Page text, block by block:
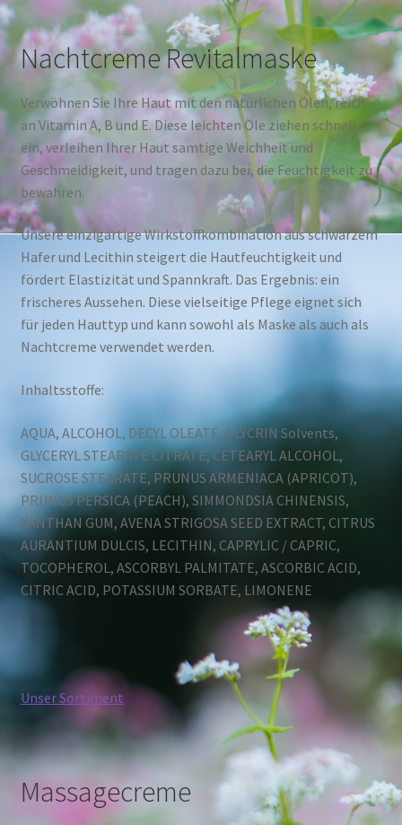
Nachtcreme Revitalmaske
Verwöhnen Sie Ihre Haut mit den natürlichen Ölen, reich
an Vitamin A, B und E. Diese leichten Öle ziehen schnell
ein, verleihen Ihrer Haut samtige Weichheit und
Geschmeidigkeit, und tragen dazu bei, die Feuchtigkeit zu
bewahren.
Unsere einzigartige Wirkstoffkombination aus schwarzem
Hafer und Lecithin steigert die Hautfeuchtigkeit und
fördert Elastizität und Spannkraft. Das Ergebnis: ein
frischeres Aussehen. Diese vielseitige Pflege eignet sich
für jeden Hauttyp und kann sowohl als Maske als auch als
Nachtcreme verwendet werden.
Inhaltsstoffe:
AQUA, ALCOHOL, DECYL OLEATE, GLYCRIN Solvents,
GLYCERYL STEARATE CITRATE, CETEARYL ALCOHOL,
SUCROSE STEARATE, PRUNUS ARMENIACA (APRICOT),
PRUNUS PERSICA (PEACH), SIMMONDSIA CHINENSIS,
XANTHAN GUM, AVENA STRIGOSA SEED EXTRACT, CITRUS
AURANTIUM DULCIS, LECITHIN, CAPRYLIC / CAPRIC,
TOCOPHEROL, ASCORBYL PALMITATE, ASCORBIC ACID,
CITRIC ACID, POTASSIUM SORBATE, LIMONENE
Unser Sortiment
Massagecreme